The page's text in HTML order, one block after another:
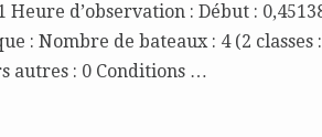
d’observation : Début :
: Nombre de bateaux : 4 (2 classes :
autres : 0 Conditions …